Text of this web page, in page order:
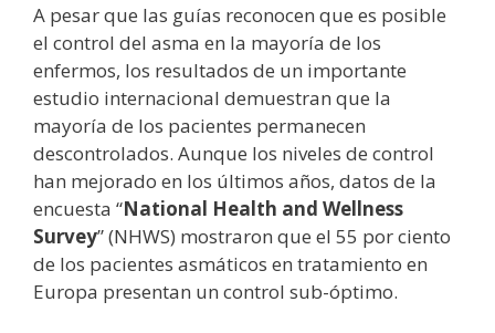
A pesar que las guías reconocen que es posible
el control del asma en la mayoría de los
enfermos, los resultados de un importante
estudio internacional demuestran que la
mayoría de los pacientes permanecen
descontrolados. Aunque los niveles de control
han mejorado en los últimos años, datos de la
encuesta “National Health and Wellness
Survey” (NHWS) mostraron que el 55 por ciento
de los pacientes asmáticos en tratamiento en
Europa presentan un control sub-óptimo.